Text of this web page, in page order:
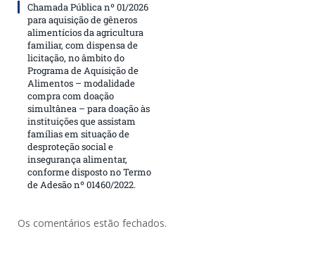
Chamada Pública nº 01/2026
para aquisição de gêneros
alimentícios da agricultura
familiar, com dispensa de
licitação, no âmbito do
Programa de Aquisição de
Alimentos – modalidade
compra com doação
simultânea – para doação às
instituições que assistam
famílias em situação de
desproteção social e
insegurança alimentar,
conforme disposto no Termo
de Adesão nº 01460/2022.
Os comentários estão fechados.